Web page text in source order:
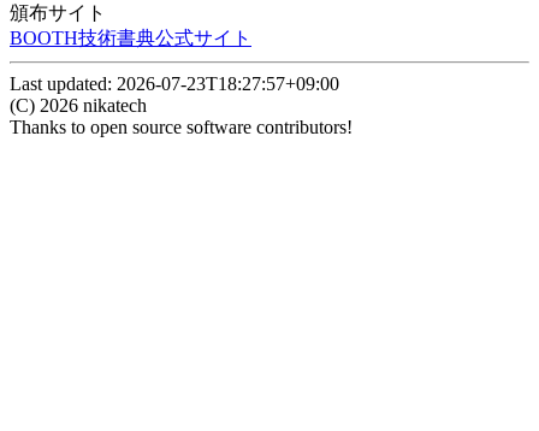
頒布サイト
BOOTH技術書典公式サイト
Last updated: 2026-07-23T18:27:57+09:00
(C) 2026 nikatech
Thanks to open source software contributors!